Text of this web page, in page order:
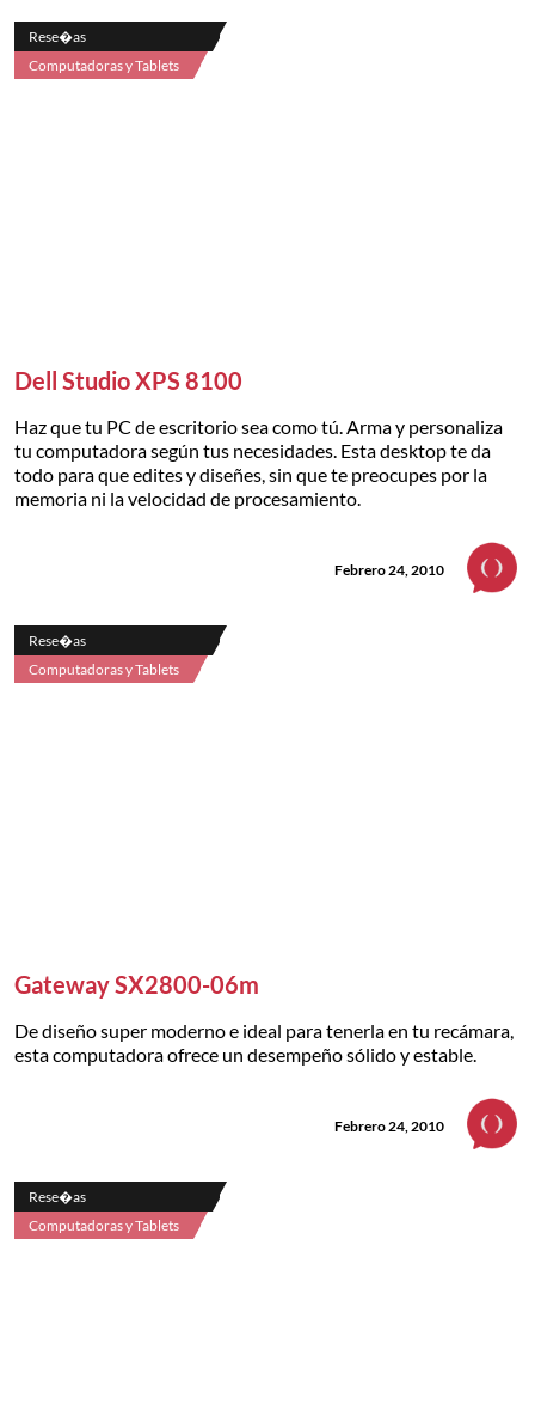
Rese�as
Computadoras y Tablets
Dell Studio XPS 8100
Haz que tu PC de escritorio sea como tú. Arma y personaliza
tu computadora según tus necesidades. Esta desktop te da
todo para que edites y diseñes, sin que te preocupes por la
memoria ni la velocidad de procesamiento.
Febrero 24, 2010
Rese�as
Computadoras y Tablets
Gateway SX2800-06m
De diseño super moderno e ideal para tenerla en tu recámara,
esta computadora ofrece un desempeño sólido y estable.
Febrero 24, 2010
Rese�as
Computadoras y Tablets